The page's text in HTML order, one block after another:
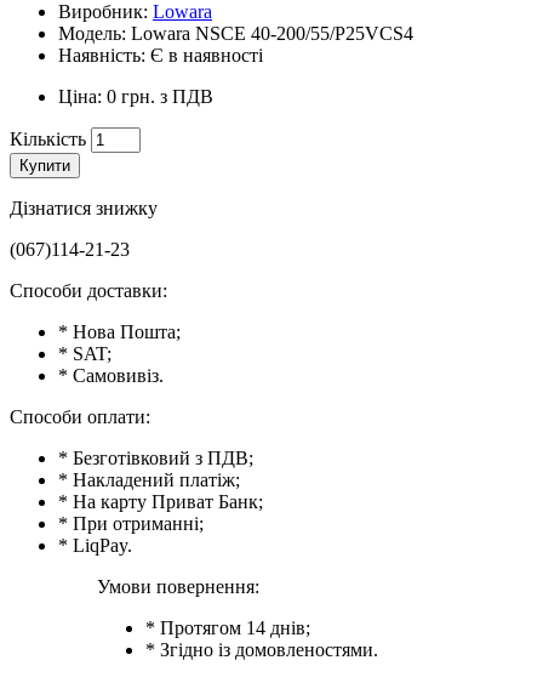
Виробник: Lowara
Модель: Lowara NSCE 40-200/55/P25VCS4
Наявність: Є в наявності
Ціна: 0 грн. з ПДВ
Кількість
Купити
Дізнатися знижку
(067)114-21-23
Способи доставки:
* Нова Пошта;
* SAT;
* Самовивіз.
Способи оплати:
* Безготівковий з ПДВ;
* Накладений платіж;
* На карту Приват Банк;
* При отриманні;
* LiqPay.
Умови повернення:
* Протягом 14 днів;
* Згідно із домовленостями.